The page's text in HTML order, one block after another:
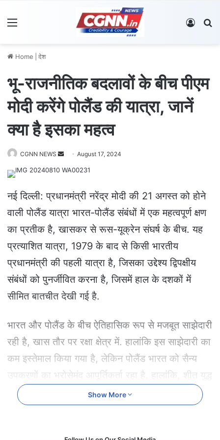
Log In
Home देश
भू-राजनीतिक बदलावों के बीच पीएम
मोदी करेंगे पोलैंड की यात्रा, जानें
क्या है इसका महत्व
CGNN NEWS
e
n
e
a
i
August 17, 2024
नई दिल्ली: प्रधानमंत्री नरेंद्र मोदी की 21 अगस्त को होने
वाली पोलैंड यात्रा भारत-पोलैंड संबंधों में एक महत्वपूर्ण क्षण
का प्रतीक है, खासकर से रूस-यूक्रेन संघर्ष के बीच. यह
प्रत्याशित यात्रा, 1979 के बाद से किसी भारतीय
प्रधानमंत्री की पहली यात्रा है, जिसका उद्देश्य द्विपक्षीय
संबंधों को पुनर्जीवित करना है, जिसमें हाल के दशकों में
सीमित बातचीत देखी गई है.
भारत और पोलैंड के बीच ऐतिहासिक रूप से मजबूत साझेदारी
रही है, खास तौर पर रक्षा क्षेत्र में. हालांकि इस साझेदारी का
कम इस्तेमाल किया गया है, लेकिन पोलैंड भारत को सैन्य
उपकरणों का भरोसेमंद आपूर्तिकर्ता रहा है. हालांकि, शीत युद्ध
के बाद, भारत के साथ पोलैंड के संबंधों में पहले जैसी
रणनीतिक गहराई नहीं रही.
फिर भी, एक महत्वपूर्ण अंतराल के बाद, वारसॉ में भारत के
Show More